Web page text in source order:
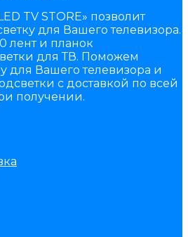
TV STORE» позволит
для Вашего телевизора.
лент и планок
для ТВ. Поможем
для Вашего телевизора и
с доставкой по всей
получении.